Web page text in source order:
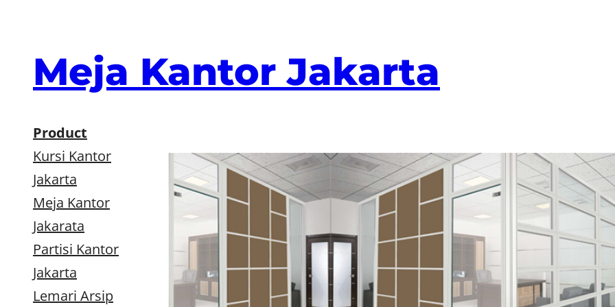
Meja Kantor Jakarta
Product
Kursi Kantor
Jakarta
Meja Kantor
Jakarata
Partisi Kantor
Jakarta
Lemari Arsip